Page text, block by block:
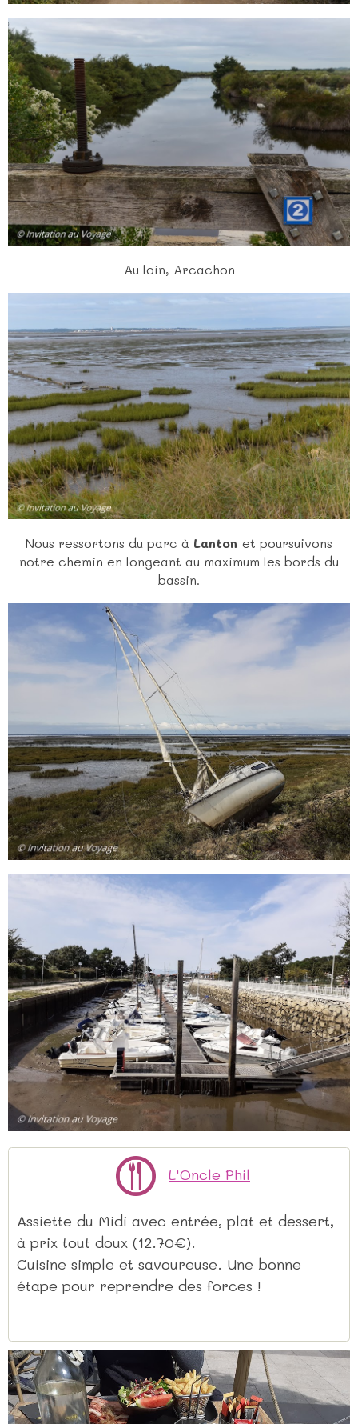
Au loin, Arcachon
Nous ressortons du parc à Lanton et poursuivons
notre chemin en longeant au maximum les bords du
bassin.
L'Oncle Phil
Assiette du Midi avec entrée, plat et dessert,
à prix tout doux (12.70€).
Cuisine simple et savoureuse. Une bonne
étape pour reprendre des forces !